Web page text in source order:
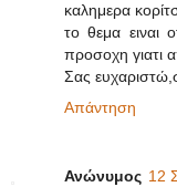
καλημερα
το θεμα ειναι
προσοχη γιατι
Σας
Απάντηση
Ανώνυμος 12